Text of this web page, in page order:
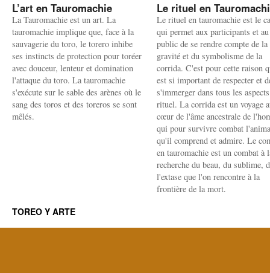
L’art en Tauromachie
La Tauromachie est un art. La
tauromachie implique que, face à la
sauvagerie du toro, le torero inhibe
ses instincts de protection pour toréer
avec douceur, lenteur et domination
l'attaque du toro. La tauromachie
s'exécute sur le sable des arènes où le
sang des toros et des toreros se sont
mêlés.
Le rituel en
Le rituel en tauromachie est le
qui permet aux participants et au
public de se rendre compte de la
gravité et du symbolisme de la
corrida. C'est pour cette raison
est si important de respecter et
s'immerger dans tous les
rituel. La corrida est un voyage
cœur de l'âme ancestrale de
qui pour survivre combat
qu'il comprend et admire. Le
en tauromachie est un combat à
recherche du beau, du sublime,
l'extase que l'on rencontre à la
frontière de la mort.
TOREO Y ARTE